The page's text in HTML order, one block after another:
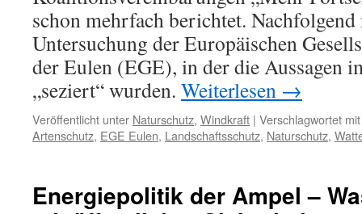
schon mehrfach berichtet.
Untersuchung der Europäischen
der Eulen (EGE), in der die Aussagen
„seziert“ wurden. Weiterlesen →
Veröffentlicht unter Naturschutz, Windkraft | Verschlagwortet mit
Artenschutz, EGE Eulen, Landschaftsschutz, Naturschutz,
Energiepolitik der Ampel –